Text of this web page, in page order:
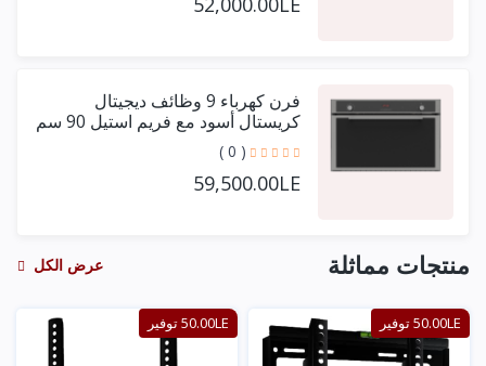
فرن كهرباء 9 وظائف ديجيتال
كريستال أسود مع فريم استيل 90 سم
+ مروحتين توزيع
( 0 )
59,500.00LE
منتجات مماثلة عرض الكل
50.00LE توفير 50.00LE توفير